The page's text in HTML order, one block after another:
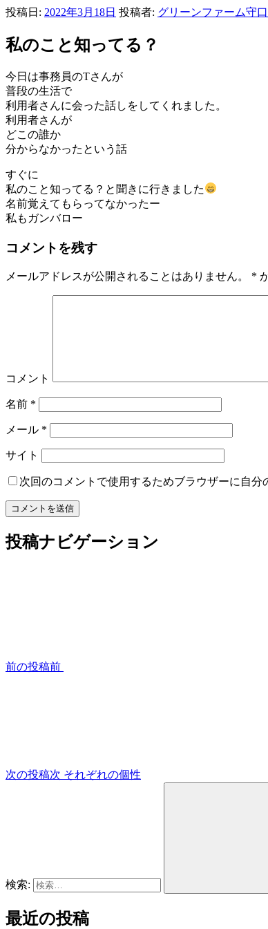
投稿日: 2022年3月18日 投稿者: グリーンファーム守口
私のこと知ってる？
今日は事務員のTさんが
普段の生活で
利用者さんに会った話しをしてくれました。
利用者さんが
どこの誰か
分からなかったという話
すぐに
私のこと知ってる？と聞きに行きました
名前覚えてもらってなかったー
私もガンバロー
コメントを残す
メールアドレスが公開されることはありません。 *
コメント
名前 *
メール *
サイト
次回のコメントで使用するためブラウザーに自分
投稿ナビゲーション
前の投稿前
次の投稿次 それぞれの個性
検索:
最近の投稿